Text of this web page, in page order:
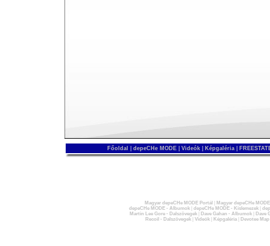
Főoldal depeCHe MODE Videók Képgaléria
Magyar depeCHe MODE Portál
Magyar depeCHe
depeCHe MODE - Albumok| depeCHe MODE - Kislemezek|
Martin Lee Gore - Dalszövegek| Dave Gahan - Albumok|
Dave
Recoil - Dalszövegek| Videók| Képgaléria| Devotee Map